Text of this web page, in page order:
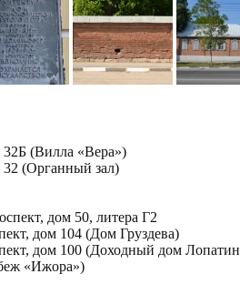
(Вилла «Вера»)
(Органный зал)
дом 50, литера Г2
дом 104 (Дом Груздева)
дом 100 (Доходный дом
«Ижора»)